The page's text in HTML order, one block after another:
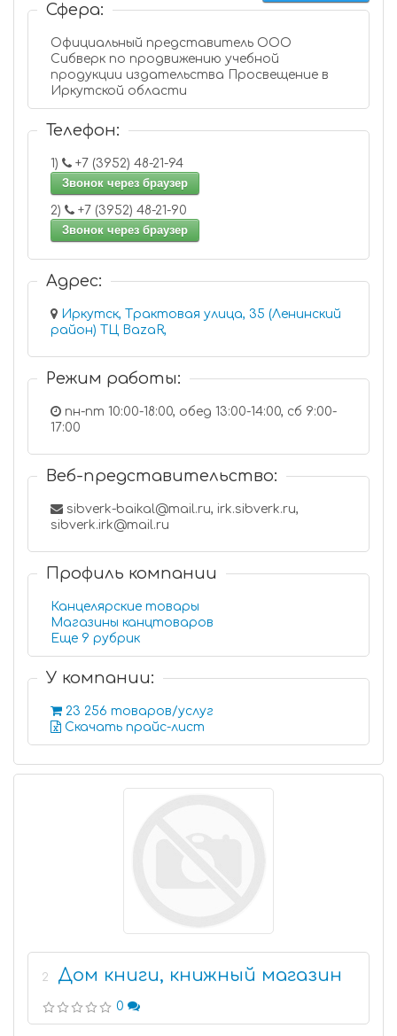
Сфера:
Официальный представитель ООО
Сибверк по продвижению учебной
продукции издательства Просвещение в
Иркутской области
Телефон:
1)
+7 (3952) 48-21-94
Звонок через браузер
2)
+7 (3952) 48-21-90
Звонок через браузер
Адрес:
Иркутск, Трактовая улица, 35 (Ленинский
район) ТЦ BazaR,
Режим работы:
пн-пт 10:00-18:00, обед 13:00-14:00, сб 9:00-
17:00
Веб-представительство:
sibverk-baikal@mail.ru, irk.sibverk.ru,
sibverk.irk@mail.ru
Профиль компании
Канцелярские товары
Магазины канцтоваров
Еще 9 рубрик
У компании:
23 256 товаров/услуг
Скачать прайс-лист
2 Дом книги, книжный магазин
0